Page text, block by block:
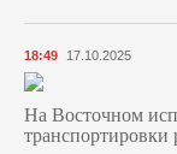
18:49 17.10.2025
На Восточном
транспортировки